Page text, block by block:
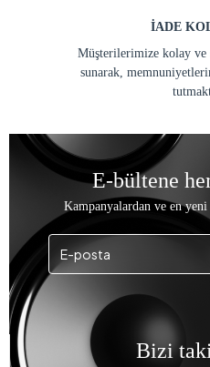
İADE
Müşterilerimize kolay ve
sunarak,
E-bültene
Kampanyalardan ve en
Bizi